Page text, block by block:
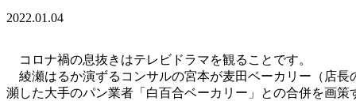
2022.01.04
コロナ禍の息抜きはテレビドラマを観ることです。
綾瀬はるか演ずるコンサルの宮本が麦田ベーカリー（店長
瀕した大手のパン業者「白百合ベーカリー」との合併を画策